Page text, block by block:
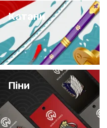
Катани
Піни